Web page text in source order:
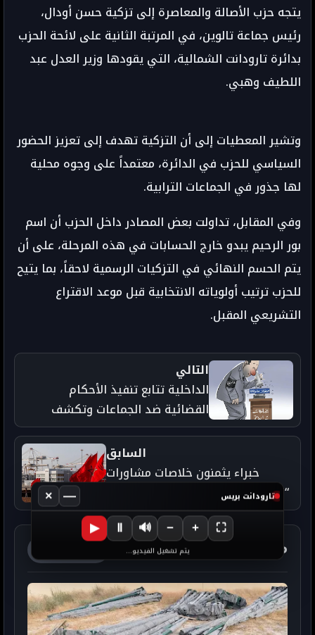
يتجه حزب الأصالة والمعاصرة إلى تزكية حسن أودال،
رئيس جماعةتالوين، في المرتبة الثانية على لائحة الحزب
بدائرةتارودانت الشمالية، التي يقودها وزير العدل عبد
اللطيف وهبي.
وتشير المعطيات إلى أن التزكية تهدف إلى تعزيز الحضور
السياسي للحزب في الدائرة، معتمداً على وجوه محلية
لها جذور في الجماعات الترابية.
وفي المقابل، تداولت بعض المصادر داخل الحزب أن اسم
بور الرحيم يبدو خارج الحسابات في هذه المرحلة، على أن
يتم الحسم النهائي في التزكيات الرسمية لاحقاً، بما يتيح
للحزب ترتيب أولوياته الانتخابية قبل موعد الاقتراع
التشريعي المقبل.
التالي
الداخلية تتابع تنفيذ الأحكام
القضائية ضد الجماعات وتكشف
شبهات ابتزاز
السابق
خبراء يثمنون خلاصات مشاورات
“المادة الرابعة” بين المغرب وصندوق
النقد الدولي
مواضيع ذات صلة
تارودانت بريس —
×
▶ Ⅱ 🔊 − + ⛶
يتم تشغيل الفيديو...